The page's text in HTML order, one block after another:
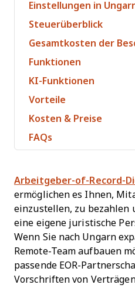
Einstellungen in
Steuerüberblick
Gesamtkosten der
Funktionen
KI-Funktionen
Vorteile
Kosten & Preise
FAQs
Arbeitgeber-of-Record-
ermöglichen es Ihnen,
einzustellen, zu bezahlen
eine eigene juristische
Wenn Sie nach Ungarn
Remote-Team aufbauen
passende EOR-
Vorschriften von